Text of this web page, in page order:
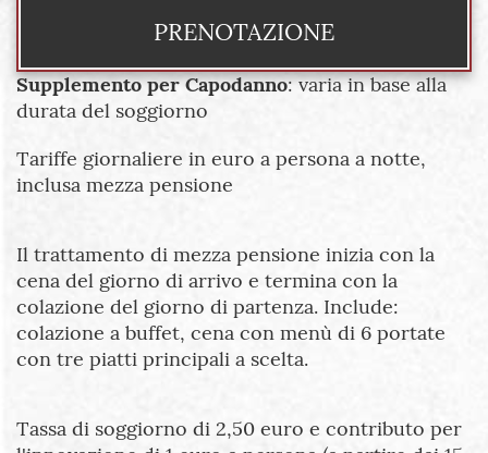
PRENOTAZIONE
Supplemento per Capodanno: varia in base alla
durata del soggiorno
Tariffe giornaliere in euro a persona a notte,
inclusa mezza pensione
Il trattamento di mezza pensione inizia con la
cena del giorno di arrivo e termina con la
colazione del giorno di partenza. Include:
colazione a buffet, cena con menù di 6 portate
con tre piatti principali a scelta.
Tassa di soggiorno di 2,50 euro e contributo per